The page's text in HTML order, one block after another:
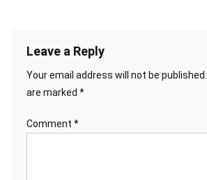
Leave a Reply
Your email address will not be published.
are marked *
Comment *